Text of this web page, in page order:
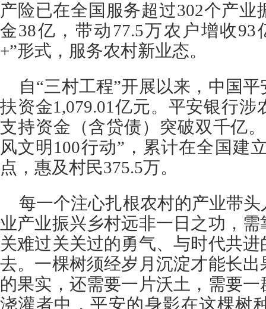
产险已在全国服务超过302个产业
金38亿，带动77.5万农户增收
+”形式，服务农村新业态。
自“三村工程”开展以来，中国
扶资金1,079.01亿元。平安银行
支持资金（含贷债）突破双千亿
风文明100行动”，累计在全国建
点，惠及村民375.5万。
每一个注心扎根农村的产业带
业产业振兴乡村远非一日之功，
关难过关关过的勇气、与时代共
去。一棵树须经岁月沉淀才能长
的果实，还需要一片沃土，需要
浇灌者中，平安的身影在这棵树